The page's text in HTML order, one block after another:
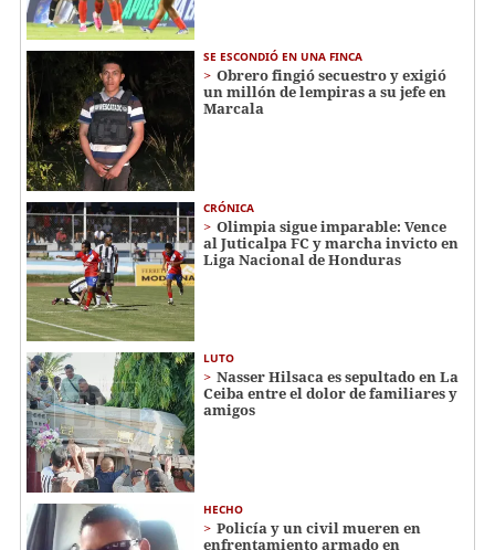
SE ESCONDIÓ EN UNA FINCA
Obrero fingió secuestro y exigió
un millón de lempiras a su jefe en
Marcala
CRÓNICA
Olimpia sigue imparable: Vence
al Juticalpa FC y marcha invicto en
Liga Nacional de Honduras
LUTO
Nasser Hilsaca es sepultado en La
Ceiba entre el dolor de familiares y
amigos
HECHO
Policía y un civil mueren en
enfrentamiento armado en